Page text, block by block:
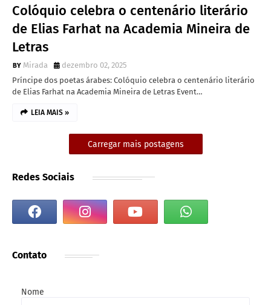
Colóquio celebra o centenário literário
de Elias Farhat na Academia Mineira de
Letras
Mirada
dezembro 02, 2025
Príncipe dos poetas árabes: Colóquio celebra o centenário literário
de Elias Farhat na Academia Mineira de Letras Event…
LEIA MAIS »
Carregar mais postagens
Redes Sociais
Contato
Nome